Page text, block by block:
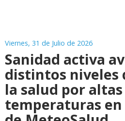
Viernes, 31 de Julio de 2026
Sanidad activa
distintos niveles
la salud por altas
temperaturas en